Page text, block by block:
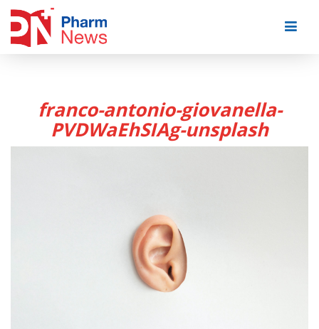
franco-antonio-giovanella-
PVDWaEhSIAg-unsplash